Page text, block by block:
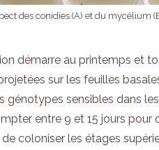
des conidies (A) et du mycélium
démarre au printemps et
sur les feuilles
sensibles dans
entre 9 et 15 jours pour
coloniser les étages